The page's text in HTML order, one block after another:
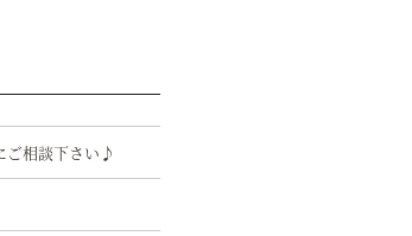
ご相談下さい♪